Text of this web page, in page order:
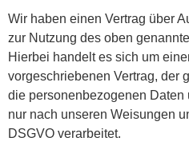
Wir haben einen Vertrag über
zur Nutzung des oben
Hierbei handelt es sich um
vorgeschriebenen Vertrag, der
die personenbezogenen
nur nach unseren Weisungen
DSGVO verarbeitet.